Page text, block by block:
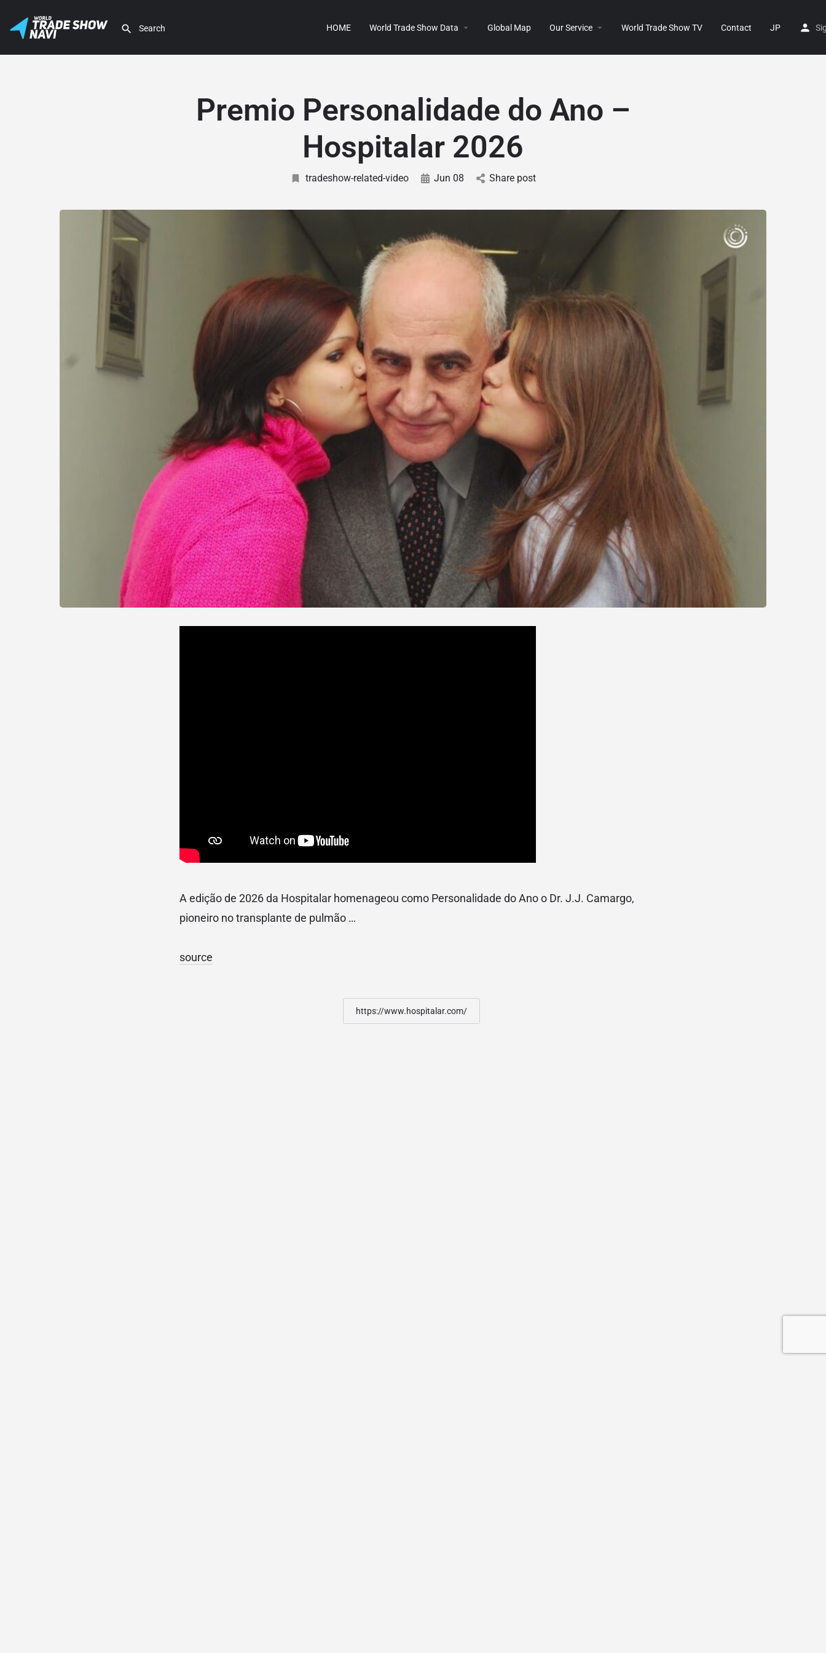
HOME World Trade Show Data Global Map Our Service World Trade Show TV Contact JP
Premio Personalidade do Ano –
Hospitalar 2026
tradeshow-related-video Jun 08 Share post
A edição de 2026 da Hospitalar homenageou como Personalidade do Ano o Dr. J.J. Camargo,
pioneiro no transplante de pulmão …
source
https://www.hospitalar.com/